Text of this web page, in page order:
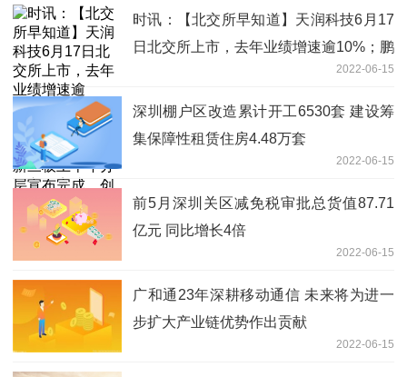
时讯：【北交所早知道】天润科技6月17
日北交所上市，去年业绩增速逾10%；鹏
信科技与中国电信签订1.21亿元合同；新
三板上半年分层宣布完成，创新层总量达
1696家创历
2022-06-15
深圳棚户区改造累计开工6530套 建设筹
集保障性租赁住房4.48万套
2022-06-15
前5月深圳关区减免税审批总货值87.71
亿元 同比增长4倍
2022-06-15
广和通23年深耕移动通信 未来将为进一
步扩大产业链优势作出贡献
2022-06-15